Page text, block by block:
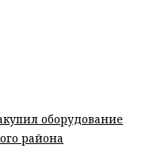
оборудование
района